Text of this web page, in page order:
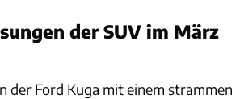
der SUV im März
der Ford Kuga mit einem strammen